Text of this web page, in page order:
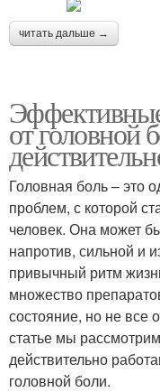
читать дальше →
от головной
Головная боль – это
проблем, с которой
человек. Она может
напротив, сильной и
привычный ритм
множество
состояние, но не все
статье мы
действительно
головной боли.